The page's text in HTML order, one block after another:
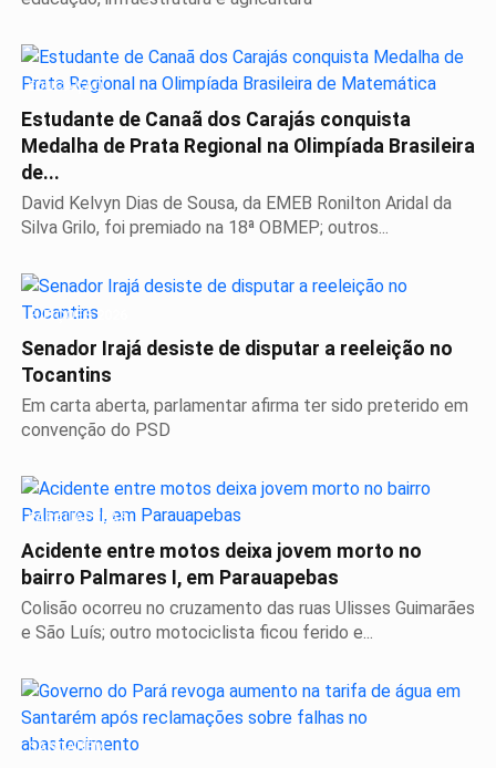
EDUCAÇÃO
Estudante de Canaã dos Carajás conquista
Medalha de Prata Regional na Olimpíada Brasileira
de...
David Kelvyn Dias de Sousa, da EMEB Ronilton Aridal da
Silva Grilo, foi premiado na 18ª OBMEP; outros...
ELEIÇÕES 2026
Senador Irajá desiste de disputar a reeleição no
Tocantins
Em carta aberta, parlamentar afirma ter sido preterido em
convenção do PSD
PARAUAPEBAS
Acidente entre motos deixa jovem morto no
bairro Palmares I, em Parauapebas
Colisão ocorreu no cruzamento das ruas Ulisses Guimarães
e São Luís; outro motociclista ficou ferido e...
SANTARÉM